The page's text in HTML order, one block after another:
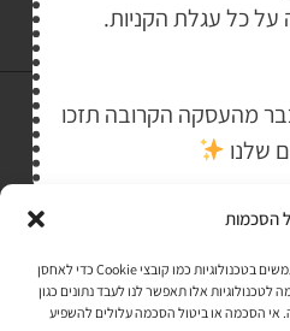
הסכמות
כדי לספק חוויית משתמש מיטבית, אנו משתמשים בטכנולוגיות כמו קובצי Cookie כדי לאחסן
אלו תאפשר לנו לעבד נתונים כגון
אי הסכמה או ביטול הסכמה עלולים להשפיע
האתר»
מהעסקה הקרובה תזכו
שלנו